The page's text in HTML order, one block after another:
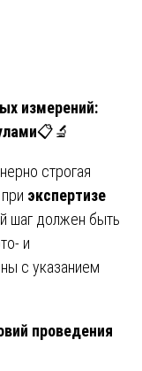
измерений:
📋🔬
строгая
экспертизе
шаг должен быть
и
с указанием
проведения